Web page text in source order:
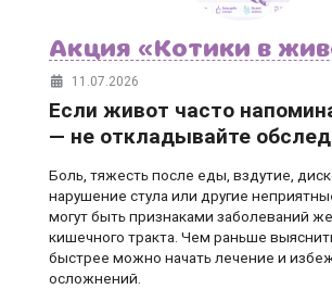
Акция «Котики в
11.07.2026
Если живот часто
— не откладывайте
Боль, тяжесть после еды, вздутие,
нарушение стула или другие
могут быть признаками заболеваний
кишечного тракта. Чем раньше
быстрее можно начать лечение и
осложнений.